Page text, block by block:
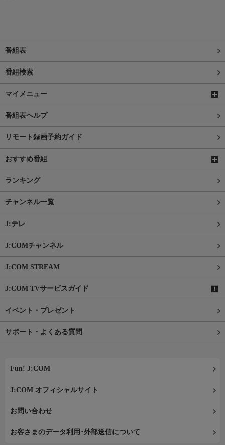
番組表
番組検索
マイメニュー
番組表ヘルプ
リモート録画予約ガイド
おすすめ番組
ランキング
チャンネル一覧
J:テレ
J:COMチャンネル
J:COM STREAM
J:COM TVサービスガイド
イベント・プレゼント
サポート・よくある質問
Fun! J:COM
J:COM オフィシャルサイト
お問い合わせ
お客さまのデータ利用･外部送信について